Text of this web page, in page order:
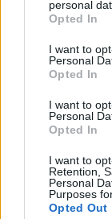
personal
Opted In
I want to
Personal
Opted In
I want to
Personal
Opted In
I want to
Retention,
Personal
Purposes
Opted Out
A régióban
befektetők a
gazdasági
Csütörtökön
legfrissebb
KEDVES
A keresett